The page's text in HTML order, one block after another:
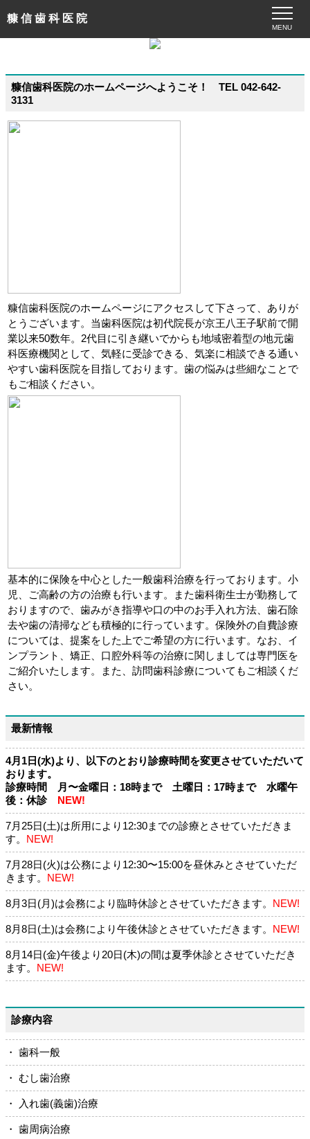
糠 信 歯 科 医 院
MENU
糠信歯科医院のホームページへようこそ！ TEL 042-642-
3131
糠信歯科医院のホームページにアクセスして下さって、ありが
とうございます。当歯科医院は初代院長が京王八王子駅前で開
業以来50数年。2代目に引き継いでからも地域密着型の地元歯
科医療機関として、気軽に受診できる、気楽に相談できる通い
やすい歯科医院を目指しております。歯の悩みは些細なことで
もご相談ください。
基本的に保険を中心とした一般歯科治療を行っております。小
児、ご高齢の方の治療も行います。また歯科衛生士が勤務して
おりますので、歯みがき指導や口の中のお手入れ方法、歯石除
去や歯の清掃なども積極的に行っています。保険外の自費診療
については、提案をした上でご希望の方に行います。なお、イ
ンプラント、矯正、口腔外科等の治療に関しましては専門医を
ご紹介いたします。また、訪問歯科診療についてもご相談くだ
さい。
最新情報
4月1日(水)より、以下のとおり診療時間を変更させていただいて
おります。
診療時間 月〜金曜日：18時まで 土曜日：17時まで 水曜午
後：休診 NEW!
7月25日(土)は所用により12:30までの診療とさせていただきま
す。 NEW!
7月28日(火)は公務により12:30〜15:00を昼休みとさせていただ
きます。 NEW!
8月3日(月)は会務により臨時休診とさせていただきます。 NEW!
8月8日(土)は会務により午後休診とさせていただきます。 NEW!
8月14日(金)午後より20日(木)の間は夏季休診とさせていただき
ます。 NEW!
診療内容
・ 歯科一般
・ むし歯治療
・ 入れ歯(義歯)治療
・ 歯周病治療